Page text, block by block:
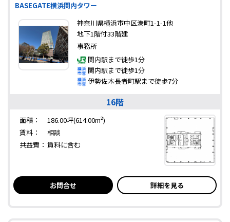
BASEGATE横浜関内タワー
神奈川県横浜市中区港町1-1-1他
地下1階付33階建
事務所
関内駅まで徒歩1分
関内駅まで徒歩1分
伊勢佐木長者町駅まで徒歩7分
16階
面積：
186.00坪(614.00m²)
賃料：
相談
共益費： 賃料に含む
お問合せ 詳細を見る